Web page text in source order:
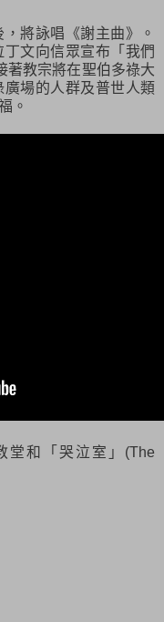
將詠唱《謝主曲》。
文向信眾宣布「我們
著教宗將在聖伯多祿大
場的人群及普世人類
。
堂和「哭泣室」(The